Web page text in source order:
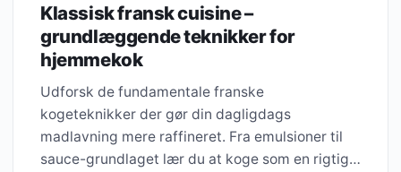
Klassisk fransk cuisine –
grundlæggende teknikker for
hjemmekok
Udforsk de fundamentale franske
kogeteknikker der gør din dagligdags
madlavning mere raffineret. Fra emulsioner til
sauce-grundlaget lær du at koge som en rigtig